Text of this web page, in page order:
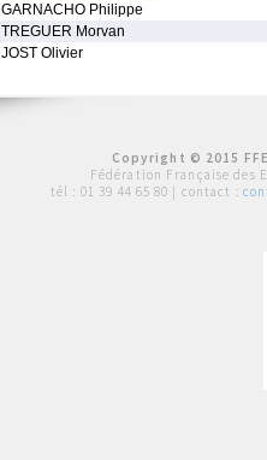
GARNACHO Philippe
TREGUER Morvan
JOST Olivier
Copyright © 2015
Fédération Française des
tél : 01 39 44 65 80 | contact :